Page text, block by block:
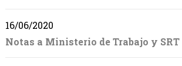
16/06/2020
Notas a Ministerio de Trabajo y SRT